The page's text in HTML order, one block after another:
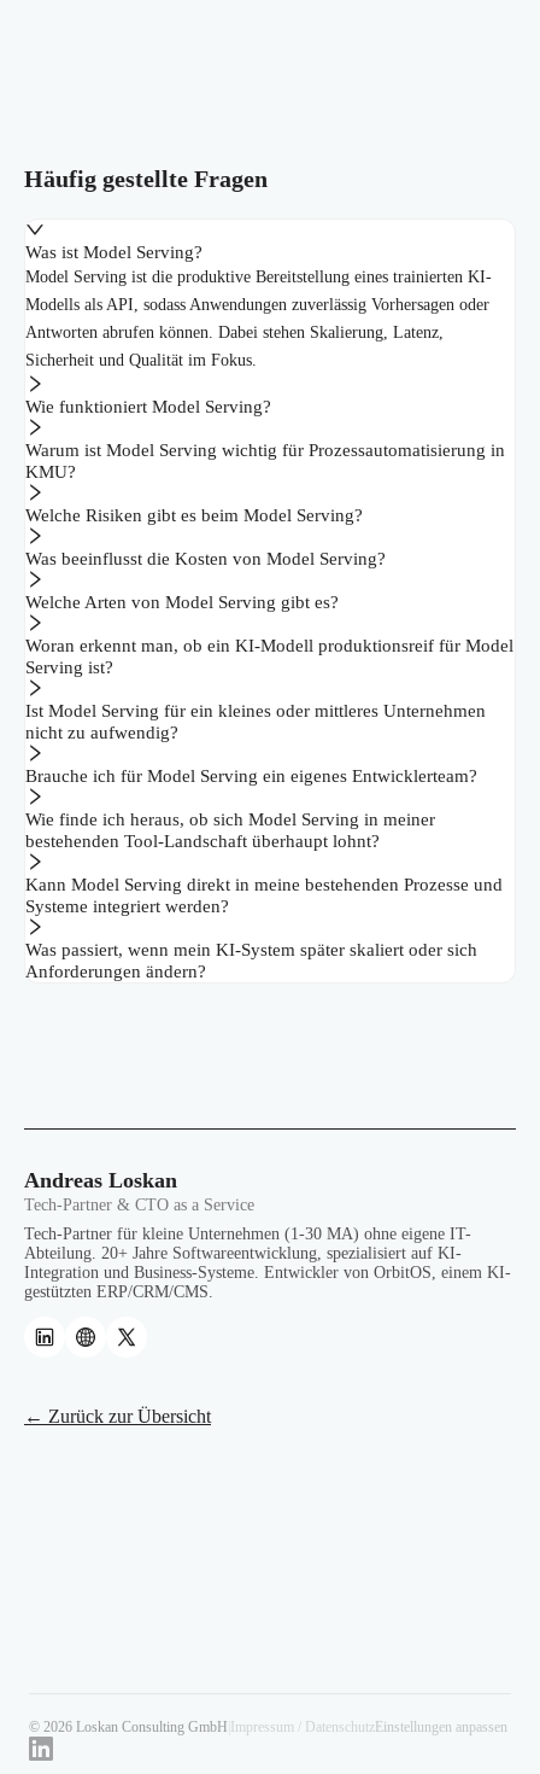
Häufig gestellte Fragen
Was ist Model Serving?
Model Serving ist die produktive Bereitstellung eines trainierten KI-
Modells als API, sodass Anwendungen zuverlässig Vorhersagen oder
Antworten abrufen können. Dabei stehen Skalierung, Latenz,
Sicherheit und Qualität im Fokus.
Wie funktioniert Model Serving?
Warum ist Model Serving wichtig für Prozessautomatisierung in
KMU?
Welche Risiken gibt es beim Model Serving?
Was beeinflusst die Kosten von Model Serving?
Welche Arten von Model Serving gibt es?
Woran erkennt man, ob ein KI-Modell produktionsreif für Model
Serving ist?
Ist Model Serving für ein kleines oder mittleres Unternehmen
nicht zu aufwendig?
Brauche ich für Model Serving ein eigenes Entwicklerteam?
Wie finde ich heraus, ob sich Model Serving in meiner
bestehenden Tool-Landschaft überhaupt lohnt?
Kann Model Serving direkt in meine bestehenden Prozesse und
Systeme integriert werden?
Was passiert, wenn mein KI-System später skaliert oder sich
Anforderungen ändern?
Andreas Loskan
Tech-Partner & CTO as a Service
Tech-Partner für kleine Unternehmen (1-30 MA) ohne eigene IT-
Abteilung. 20+ Jahre Softwareentwicklung, spezialisiert auf KI-
Integration und Business-Systeme. Entwickler von OrbitOS, einem KI-
gestützten ERP/CRM/CMS.
← Zurück zur Übersicht
© 2026 Loskan Consulting GmbH Impressum / Datenschutz Einstellungen anpassen